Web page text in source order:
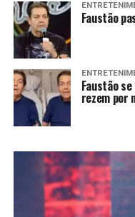
Faustão
Faustão se
rezem por